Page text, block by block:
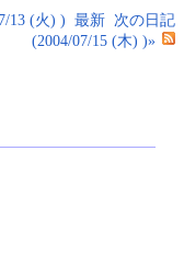
13 (火) ) 最新 次の日記
(2004/07/15 (木) )»